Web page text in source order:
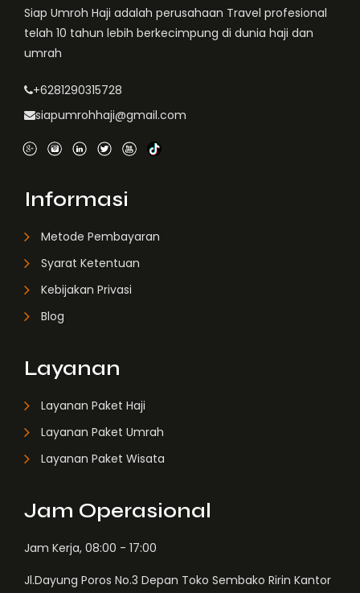
Siap Umroh Haji adalah perusahaan Travel profesional
telah 10 tahun lebih berkecimpung di dunia haji dan
umrah
+6281290315728
siapumrohhaji@gmail.com
Informasi
Metode Pembayaran
Syarat Ketentuan
Kebijakan Privasi
Blog
Layanan
Layanan Paket Haji
Layanan Paket Umrah
Layanan Paket Wisata
Jam Operasional
Jam Kerja, 08:00 - 17:00
Jl.Dayung Poros No.3 Depan Toko Sembako Ririn Kantor